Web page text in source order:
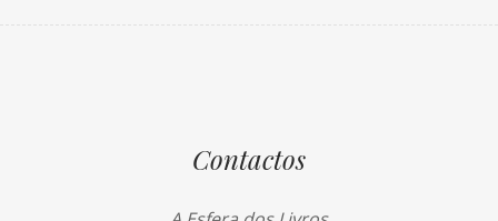
Contactos